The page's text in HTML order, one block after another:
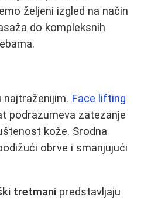
željeni izgled na način
do kompleksnih
najtraženijim. Face lifting
podrazumeva zatezanje
kože. Srodna
obrve i smanjujući
tretmani predstavljaju